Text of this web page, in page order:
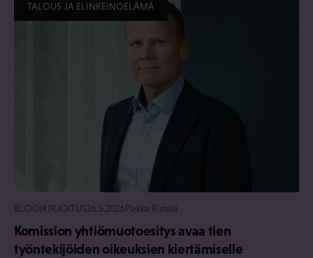
TALOUS JA ELINKEINOELÄMÄ
BLOGIKIRJOITUS26.5.2026Pekka Ristelä
Komission yhtiömuotoesitys avaa tien
työntekijöiden oikeuksien kiertämiselle